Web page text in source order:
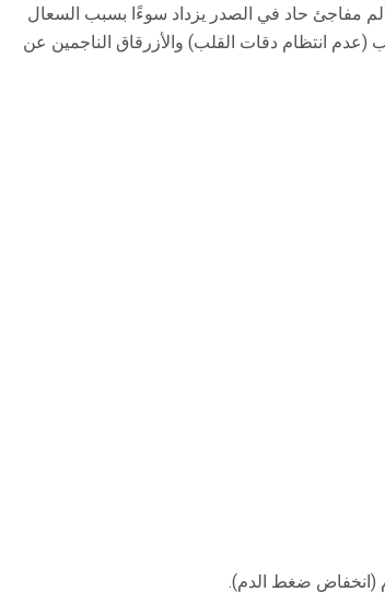
ألم مفاجئ حاد في الصدر يزداد سوءًا بسبب السعال
(عدم انتظام دقات القلب) والأزرقاق الناجمين عن
(انخفاض ضغط الدم).